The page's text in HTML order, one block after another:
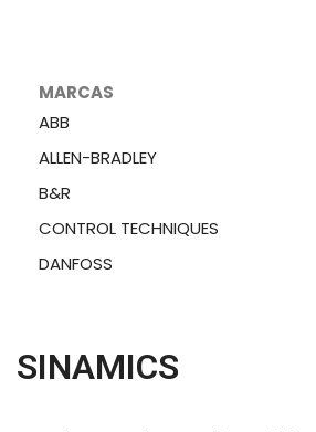
MARCAS
ABB
ALLEN-BRADLEY
B&R
CONTROL TECHNIQUES
DANFOSS
SINAMICS